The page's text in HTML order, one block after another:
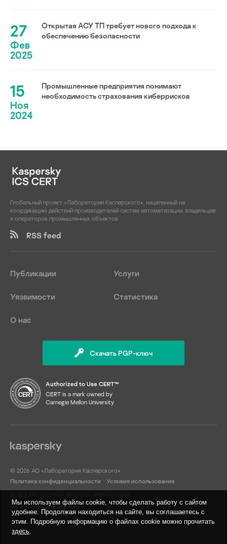
27
Фев
2025
Открытая АСУ ТП требует нового подхода к
обеспечению безопасности
15
Ноя
2024
Промышленные предприятия понимают
необходимость страхования киберрисков
Глобальный проект «Лаборатории Касперского», нацеленный на
координацию действий производителей систем автоматизации, владельцев
и операторов промышленных объектов
RSS feed
Публикации Услуги
Уязвимости Статистика
О нас
Скачать PGP-ключ
Authorized to Use CERT™
CERT is a mark owned by
Carnegie Mellon University
© 2026 АО «Лаборатория Касперского»
Политика конфиденциальности
Условия использования
ics-cert@kaspersky.com
Мы используем файлы cookie, чтобы сделать работу с сайтом
удобнее. Продолжая находиться на сайте, вы соглашаетесь с
этим. Подробную информацию о файлах cookie можно прочитать
здесь.